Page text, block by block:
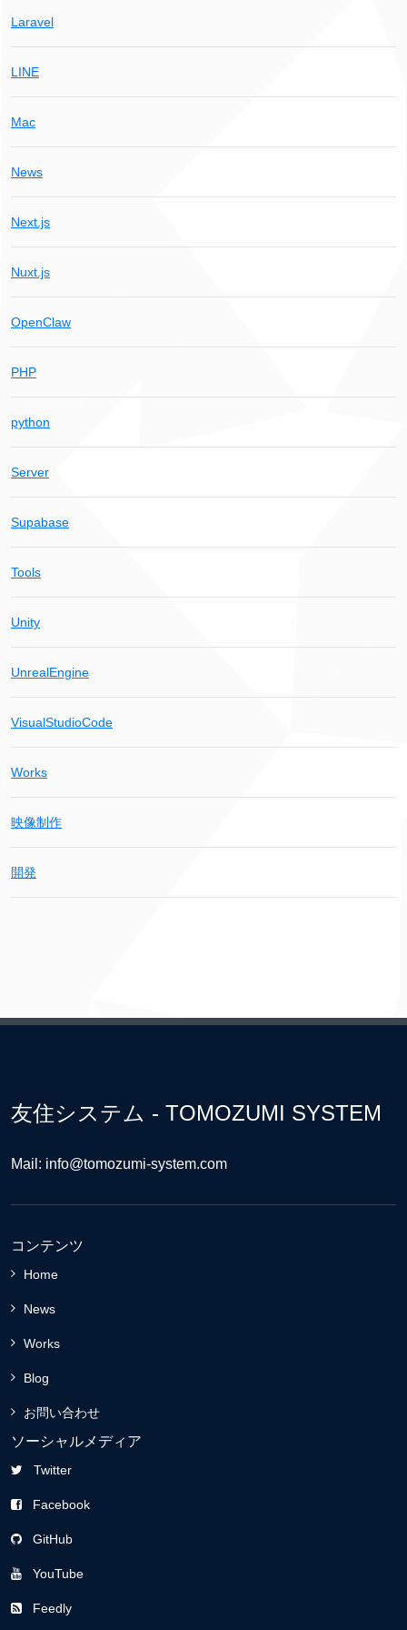
Laravel
LINE
Mac
News
Next.js
Nuxt.js
OpenClaw
PHP
python
Server
Supabase
Tools
Unity
UnrealEngine
VisualStudioCode
Works
映像制作
開発
友住システム - TOMOZUMI SYSTEM
Mail: info@tomozumi-system.com
コンテンツ
Home
News
Works
Blog
お問い合わせ
ソーシャルメディア
Twitter
Facebook
GitHub
YouTube
Feedly